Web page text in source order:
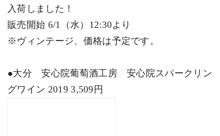
入荷しました！
販売開始 6/1 （水） 12:30より
※ヴィンテージ、価格は予定です。
●大分 安心院葡萄酒工房 安心院スパークリン
グワイン 2019 3,509円